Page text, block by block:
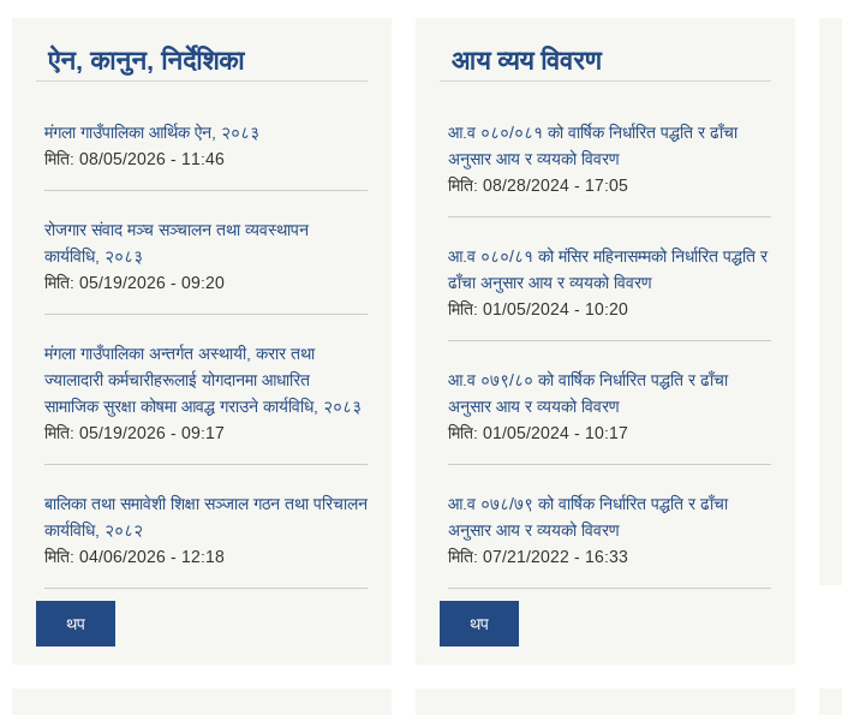
ऐन, कानुन, निर्देशिका
मंगला गाउँपालिका आर्थिक ऐन, २०८३
मिति: 08/05/2026 - 11:46
रोजगार संवाद मञ्च सञ्चालन तथा व्यवस्थापन
कार्यविधि, २०८३
मिति: 05/19/2026 - 09:20
मंगला गाउँपालिका अन्तर्गत अस्थायी, करार तथा
ज्यालादारी कर्मचारीहरूलाई योगदानमा आधारित
सामाजिक सुरक्षा कोषमा आवद्ध गराउने कार्यविधि, २०८३
मिति: 05/19/2026 - 09:17
बालिका तथा समावेशी शिक्षा सञ्जाल गठन तथा परिचालन
कार्यविधि, २०८२
मिति: 04/06/2026 - 12:18
थप
आय व्यय विवरण
आ.व ०८०/०८१ को वार्षिक निर्धारित पद्धति र ढाँचा
अनुसार आय र व्ययको विवरण
मिति: 08/28/2024 - 17:05
आ.व ०८०/८१ को मंसिर महिनासम्मको निर्धारित पद्धति र
ढाँचा अनुसार आय र व्ययको विवरण
मिति: 01/05/2024 - 10:20
आ.व ०७९/८० को वार्षिक निर्धारित पद्धति र ढाँचा
अनुसार आय र व्ययको विवरण
मिति: 01/05/2024 - 10:17
आ.व ०७८/७९ को वार्षिक निर्धारित पद्धति र ढाँचा
अनुसार आय र व्ययको विवरण
मिति: 07/21/2022 - 16:33
थप